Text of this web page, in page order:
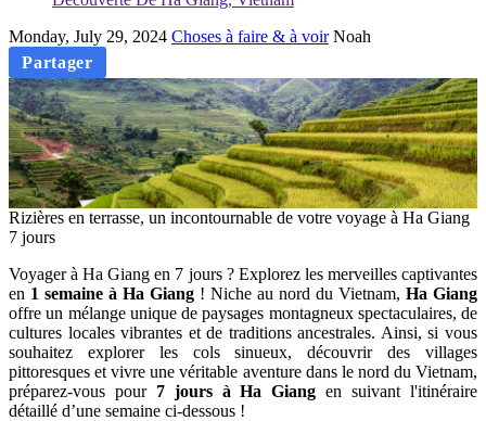
Monday, July 29, 2024 Choses à faire & à voir Noah
Partager
Rizières en terrasse, un incontournable de votre voyage à Ha Giang
7 jours
Voyager à Ha Giang en 7 jours ? Explorez les merveilles captivantes
en 1 semaine à Ha Giang ! Niche au nord du Vietnam, Ha Giang
offre un mélange unique de paysages montagneux spectaculaires, de
cultures locales vibrantes et de traditions ancestrales. Ainsi, si vous
souhaitez explorer les cols sinueux, découvrir des villages
pittoresques et vivre une véritable aventure dans le nord du Vietnam,
préparez-vous pour 7 jours à Ha Giang en suivant l'itinéraire
détaillé d’une semaine ci-dessous !